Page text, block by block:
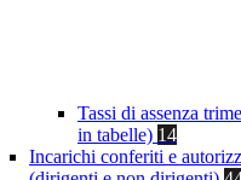
Tassi di assenza
in tabelle) 14
Incarichi conferiti e